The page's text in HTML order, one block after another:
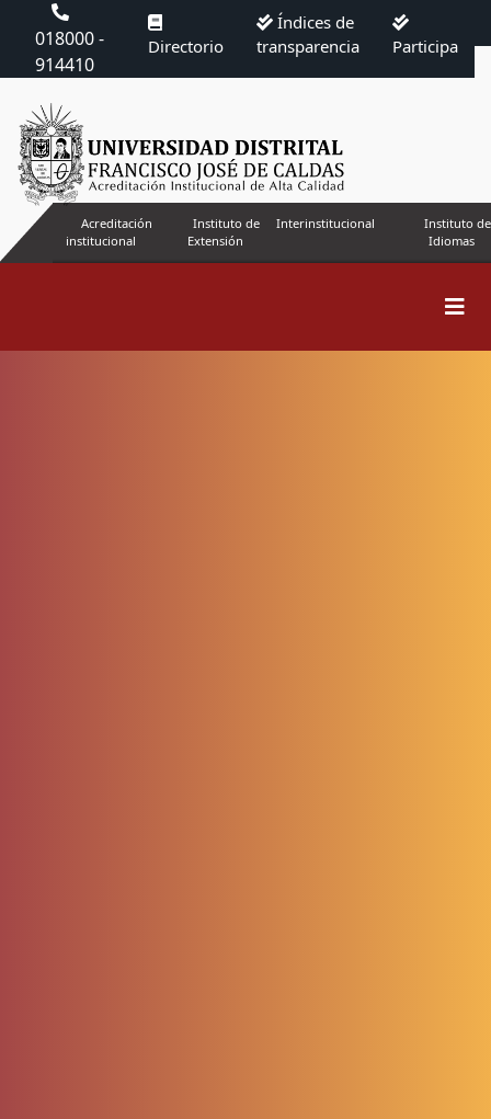
018000 -
914410
Directorio
Índices de
transparencia
Participa
Acreditación
institucional
Instituto de
Extensión
Interinstitucional
Instituto de
Idiomas